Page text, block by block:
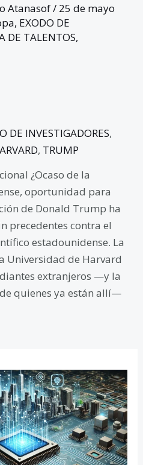
Atanasof/ 25 de mayo
, EXODO DE
DE TALENTOS,
DE INVESTIGADORES,
, TRUMP
¿Ocaso de la
oportunidad para
de Donald Trump ha
precedentes contra el
estadounidense. La
Universidad de Harvard
extranjeros —y la
quienes ya están allí—